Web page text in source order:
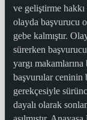
ve geliştirme hakkı
olayda başvurucu
gebe kalmıştır.
sürerken
yargı
başvurular ceninin
gerekçesiyle
dayalı olarak